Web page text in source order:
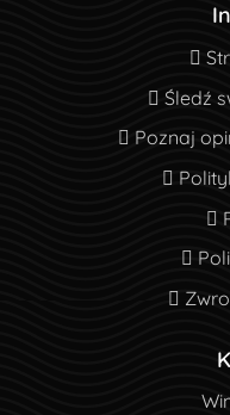
Śledź
Śledź
Poznaj
Poznaj